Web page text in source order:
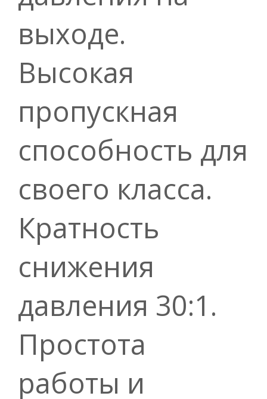
выходе.
Высокая
пропускная
способность для
своего класса.
Кратность
снижения
давления 30:1.
Простота
работы и